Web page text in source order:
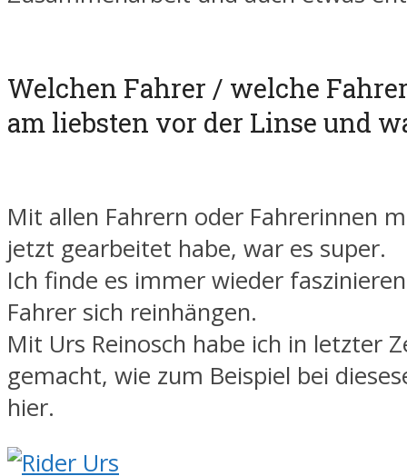
Welchen Fahrer / welche
am liebsten vor der Linse und
Mit allen Fahrern oder Fahrerinnen
jetzt gearbeitet habe, war es super.
Ich finde es immer wieder
Fahrer sich reinhängen.
Mit Urs Reinosch habe ich in letzter
gemacht, wie zum Beispiel bei
hier.